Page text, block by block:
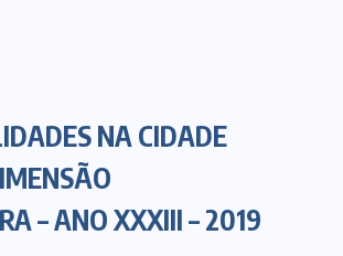
NA CIDADE
– ANO XXXIII – 2019